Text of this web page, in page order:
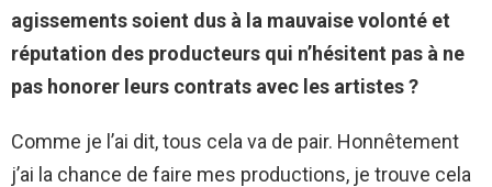
agissements soient dus à la mauvaise volonté et
réputation des producteurs qui n’hésitent pas à ne
pas honorer leurs contrats avec les artistes ?
Comme je l’ai dit, tous cela va de pair. Honnêtement
j’ai la chance de faire mes productions, je trouve cela